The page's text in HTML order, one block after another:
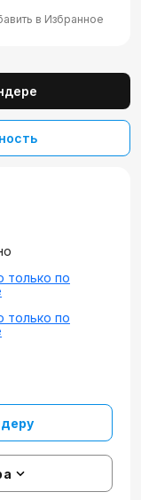
в Избранное
только по
только по